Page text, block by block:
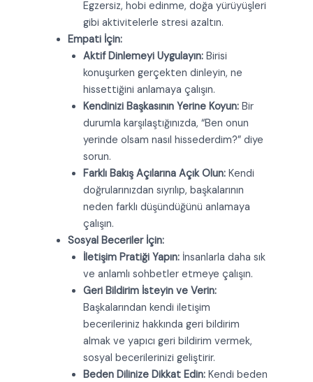
Egzersiz, hobi edinme, doğa yürüyüşleri
gibi aktivitelerle stresi azaltın.
Empati İçin:
Aktif Dinlemeyi Uygulayın:Birisi
konuşurken gerçekten dinleyin, ne
hissettiğini anlamaya çalışın.
Kendinizi Başkasının Yerine Koyun:Bir
durumla karşılaştığınızda, “Ben onun
yerinde olsam nasıl hissederdim?” diye
sorun.
Farklı Bakış Açılarına Açık Olun:Kendi
doğrularınızdan sıyrılıp, başkalarının
neden farklı düşündüğünü anlamaya
çalışın.
Sosyal Beceriler İçin:
İletişim Pratiği Yapın:İnsanlarla daha sık
ve anlamlı sohbetler etmeye çalışın.
Geri Bildirim İsteyin ve Verin:
Başkalarından kendi iletişim
becerileriniz hakkında geri bildirim
almak ve yapıcı geri bildirim vermek,
sosyal becerilerinizi geliştirir.
Beden Dilinize Dikkat Edin:Kendi beden